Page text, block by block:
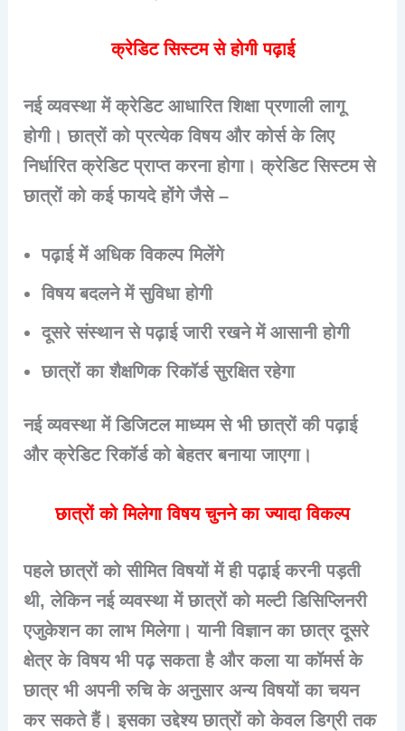
क्रेडिट सिस्टम से होगी पढ़ाई
नई व्यवस्था में क्रेडिट आधारित शिक्षा प्रणाली लागू
होगी। छात्रों को प्रत्येक विषय और कोर्स के लिए
निर्धारित क्रेडिट प्राप्त करना होगा। क्रेडिट सिस्टम से
छात्रों को कई फायदे होंगे जैसे –
पढ़ाई में अधिक विकल्प मिलेंगे
विषय बदलने में सुविधा होगी
दूसरे संस्थान से पढ़ाई जारी रखने में आसानी होगी
छात्रों का शैक्षणिक रिकॉर्ड सुरक्षित रहेगा
नई व्यवस्था में डिजिटल माध्यम से भी छात्रों की पढ़ाई
और क्रेडिट रिकॉर्ड को बेहतर बनाया जाएगा।
छात्रों को मिलेगा विषय चुनने का ज्यादा विकल्प
पहले छात्रों को सीमित विषयों में ही पढ़ाई करनी पड़ती
थी, लेकिन नई व्यवस्था में छात्रों को मल्टी डिसिप्लिनरी
एजुकेशन का लाभ मिलेगा। यानी विज्ञान का छात्र दूसरे
क्षेत्र के विषय भी पढ़ सकता है और कला या कॉमर्स के
छात्र भी अपनी रुचि के अनुसार अन्य विषयों का चयन
कर सकते हैं। इसका उद्देश्य छात्रों को केवल डिग्री तक